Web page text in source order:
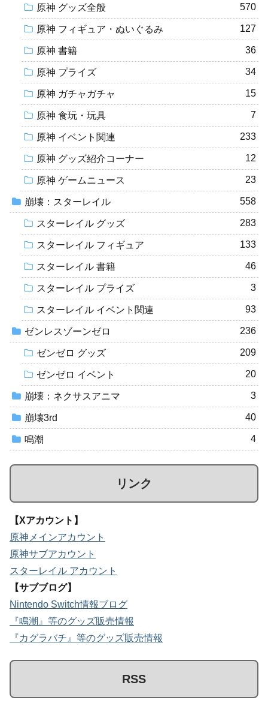
原神 グッズ全般 570
原神 フィギュア・ぬいぐるみ 127
原神 書籍 36
原神 プライズ 34
原神 ガチャガチャ 15
原神 食玩・玩具 7
原神 イベント関連 233
原神 グッズ紹介コーナー 12
原神 ゲームニュース 23
崩壊：スターレイル 558
スターレイル グッズ 283
スターレイル フィギュア 133
スターレイル 書籍 46
スターレイル プライズ 3
スターレイル イベント関連 93
ゼンレスゾーンゼロ 236
ゼンゼロ グッズ 209
ゼンゼロ イベント 20
崩壊：ネクサスアニマ 3
崩壊3rd 40
鳴潮 4
リンク
【Xアカウント】
原神メインアカウント
原神サブアカウント
スターレイル アカウント
【サブブログ】
Nintendo Switch情報ブログ
『鳴潮』等のグッズ販売情報
『カグラバチ』等のグッズ販売情報
RSS